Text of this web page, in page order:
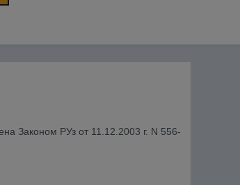
Законом РУз от 11.12.2003 г. N 556-